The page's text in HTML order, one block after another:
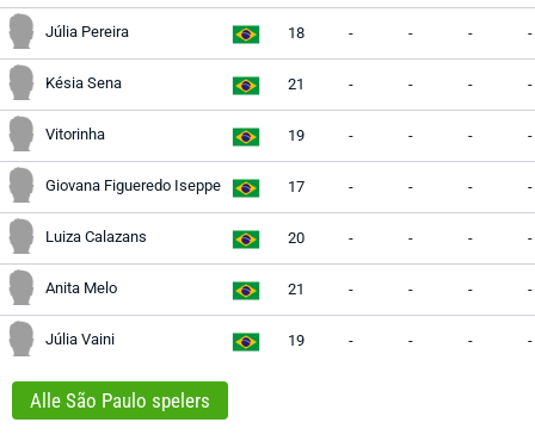
Júlia Pereira 18 - - - -
Késia Sena 21 - - - -
Vitorinha 19 - - - -
Giovana Figueredo Iseppe 17 - - - -
Luiza Calazans 20 - - - -
Anita Melo 21 - - - -
Júlia Vaini 19 - - - -
Alle São Paulo spelers